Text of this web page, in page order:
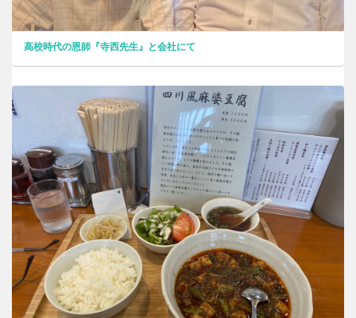
高校時代の恩師『寺西先生』と会社にて